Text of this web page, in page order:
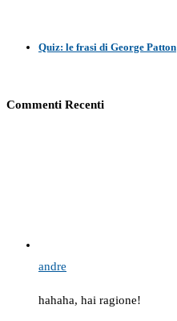
Quiz: le frasi di George Patton
Commenti Recenti
andre
hahaha, hai ragione!